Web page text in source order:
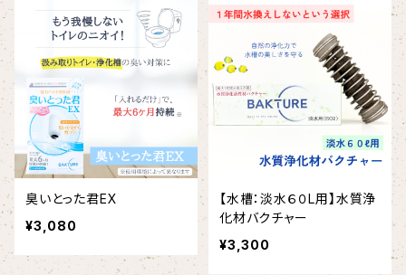
臭いとった君EX
¥3,080
【水槽：淡水６０L用】水質浄
化材バクチャー
¥3,300